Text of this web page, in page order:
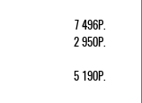
7 496Р.
2 950Р.
5 190Р.